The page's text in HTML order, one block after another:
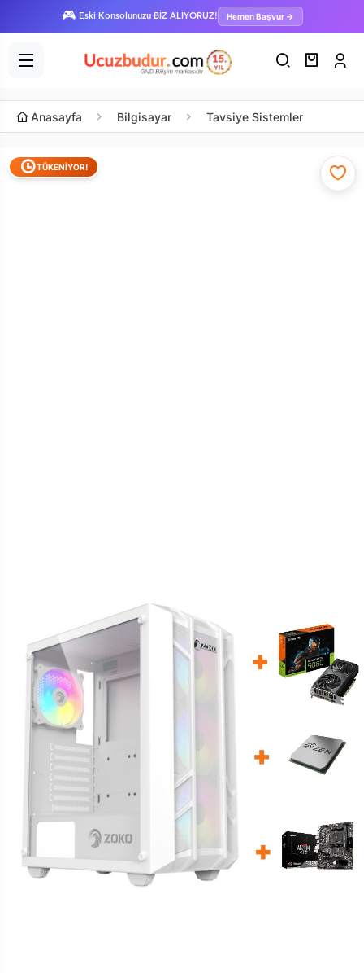
🎮 Eski Konsolunuzu BİZ ALIYORUZ! Hemen Başvur →
Anasayfa Bilgisayar Tavsiye Sistemler
TÜKENİYOR!